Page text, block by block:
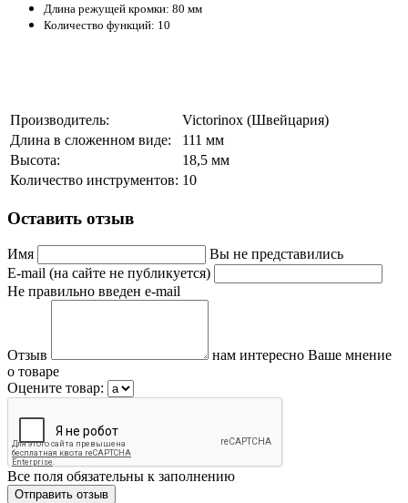
Длина режущей кромки: 80 мм
Количество функций: 10
Производитель:
Victorinox (Швейцария)
Длина в сложенном виде:
111 мм
Высота:
18,5 мм
Количество инструментов: 10
Оставить отзыв
Имя
Вы не представились
E-mail (на сайте не публикуется)
Не правильно введен e-mail
Отзыв
нам интересно Ваше мнение
о товаре
Оцените товар:
Все поля обязательны к заполнению